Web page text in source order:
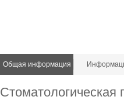
Общая информация
Стоматологическая